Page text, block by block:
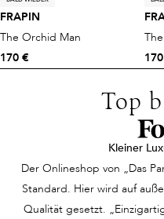
FRAPIN
The Orchid Man
170 €
Top
Kleiner
Der Onlineshop von „Das
Standard. Hier wird auf
Qualität gesetzt.